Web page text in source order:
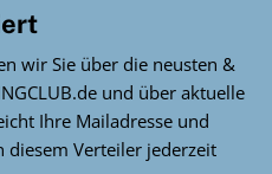
wir Sie über die neusten &
und über aktuelle
Ihre Mailadresse und
diesem Verteiler jederzeit